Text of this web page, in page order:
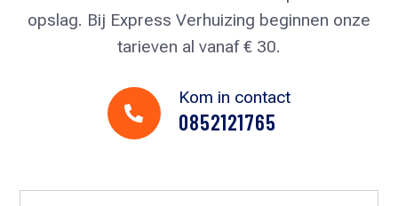
opslag. Bij Express Verhuizing beginnen onze
tarieven al vanaf € 30.

Kom in contact
0852121765